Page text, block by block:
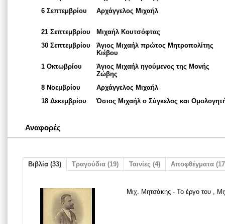
6 Σεπτεμβρίου
Αρχάγγελος Μιχαήλ
21 Σεπτεμβρίου
Μιχαήλ Κουτσόφτας
30 Σεπτεμβρίου
Άγιος Μιχαήλ πρώτος Μητροπολίτης
Κιέβου
1 Οκτωβρίου
Άγιος Μιχαήλ ηγούμενος της Μονής
Ζώβης
8 Νοεμβρίου
Αρχάγγελος Μιχαήλ
18 Δεκεμβρίου
Όσιος Μιχαήλ ο Σύγκελος και
Αναφορές
Βιβλία (33) Τραγούδια (19) Ταινίες (4) Αποφθέγματα
Μιχ. Μητσάκης - Το έργο του ,